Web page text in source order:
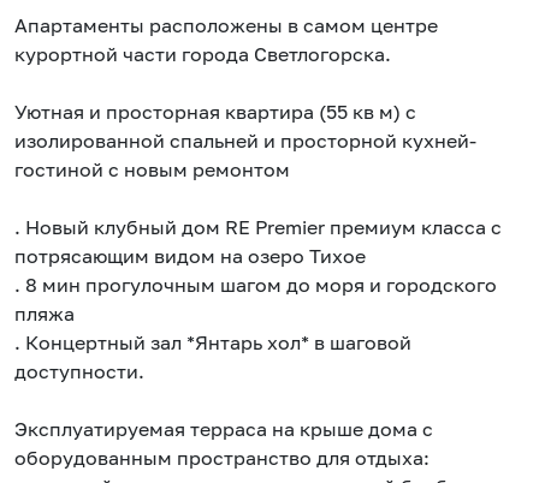
Апартаменты расположены в самом центре
курортной части города Светлогорска.
Уютная и просторная квартира (55 кв м) с
изолированной спальней и просторной кухней-
гостиной с новым ремонтом
. Новый клубный дом RE Premier премиум класса с
потрясающим видом на озеро Тихое
. 8 мин прогулочным шагом до моря и городского
пляжа
. Концертный зал *Янтарь хол* в шаговой
доступности.
Эксплуатируемая терраса на крыше дома с
оборудованным пространство для отдыха: